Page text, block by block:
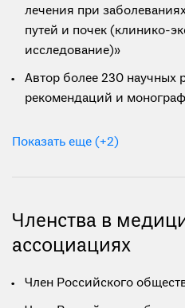
лечения при
путей и почек (клинико-
исследование)»
Автор более 230 научных
рекомендаций и
Показать еще (+2)
Членства в
ассоциациях
Член Российского